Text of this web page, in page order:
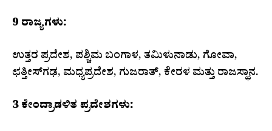
9 ರಾಜ್ಯಗಳು:
ಉತ್ತರ ಪ್ರದೇಶ, ಪಶ್ಚಿಮ ಬಂಗಾಳ, ತಮಿಳುನಾಡು, ಗೋವಾ,
ಛತ್ತೀಸ್‌ಗಢ, ಮಧ್ಯಪ್ರದೇಶ, ಗುಜರಾತ್, ಕೇರಳ ಮತ್ತು ರಾಜಸ್ಥಾನ.
3 ಕೇಂದ್ರಾಡಳಿತ ಪ್ರದೇಶಗಳು: